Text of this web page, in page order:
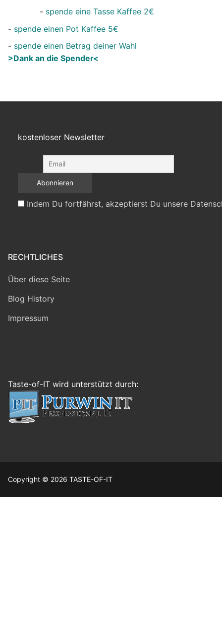
- spende eine Tasse Kaffee 2€
- spende einen Pot Kaffee 5€
- spende einen Betrag deiner Wahl
>Dank an die Spender<
kostenloser Newsletter
Indem Du fortfährst, akzeptierst Du unsere
RECHTLICHES
Über diese Seite
Blog History
Impressum
Taste-of-IT wird unterstützt durch:
Copyright © 2026 TASTE-OF-IT